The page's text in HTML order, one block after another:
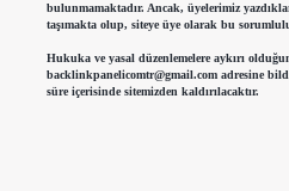
bulunmamaktadır. Ancak, üyelerimiz
taşımakta olup, siteye üye olarak bu
Hukuka ve yasal düzenlemelere aykırı
backlinkpanelicomtr@gmail.comadresine
süre içerisinde sitemizden kaldırılacaktır.